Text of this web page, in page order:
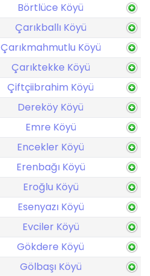
Börtlüce Köyü
Çarıkballı Köyü
Çarıkmahmutlu Köyü
Çarıktekke Köyü
Çiftçiibrahim Köyü
Dereköy Köyü
Emre Köyü
Encekler Köyü
Erenbağı Köyü
Eroğlu Köyü
Esenyazı Köyü
Evciler Köyü
Gökdere Köyü
Gölbaşı Köyü